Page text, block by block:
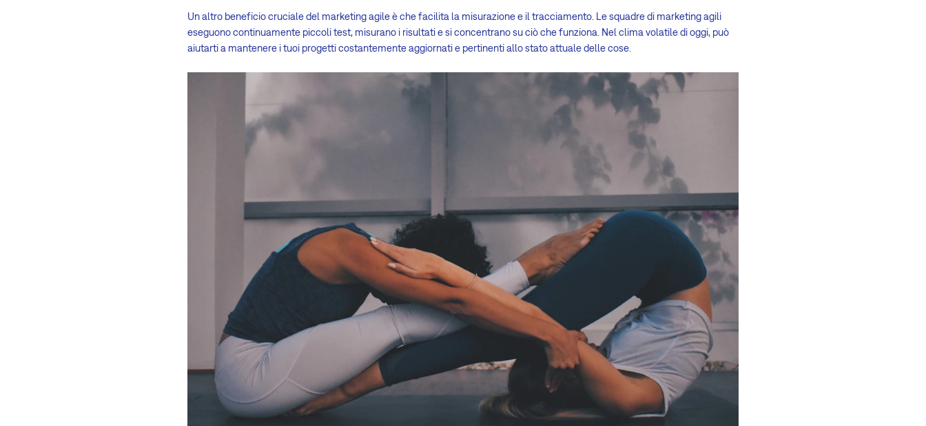
Un altro beneficio cruciale del marketing agile è che facilita la misurazione e il tracciamento. Le squadre di marketing agili
eseguono continuamente piccoli test, misurano i risultati e si concentrano su ciò che funziona. Nel clima volatile di oggi, può
aiutarti a mantenere i tuoi progetti costantemente aggiornati e pertinenti allo stato attuale delle cose.